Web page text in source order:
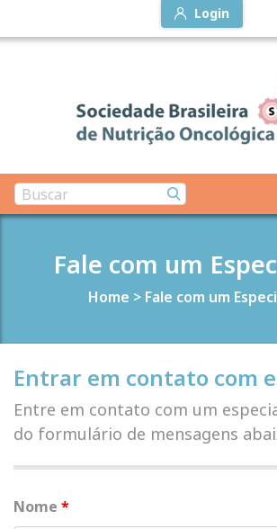
Login
Fale com um
Home > Fale com um
Entrar em contato com
Entre em contato com um
do formulário de mensagens
Nome *